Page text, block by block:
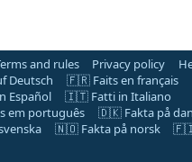
and rules Privacy policy
Deutsch
🇫🇷 Faits en français
Español
🇮🇹 Fatti in Italiano
português
🇩🇰 Fakta på
🇳🇴 Fakta på norsk
🇫🇮